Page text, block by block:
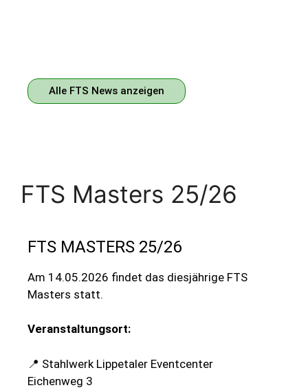
Alle FTS News anzeigen
FTS Masters 25/26
FTS MASTERS 25/26
Am 14.05.2026 findet das diesjährige FTS
Masters statt.
Veranstaltungsort:
📍 Stahlwerk Lippetaler Eventcenter
Eichenweg 3